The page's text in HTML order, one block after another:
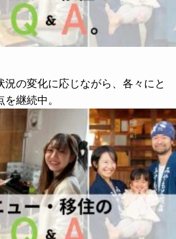
況の変化に応じながら、各々にと
継続中。